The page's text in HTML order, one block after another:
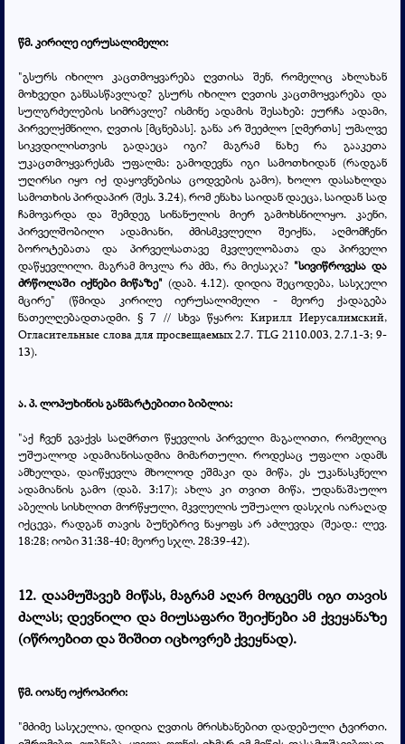
წმ. კირილე იერუსალიმელი:
"გსურს იხილო კაცთმოყვარება ღვთისა შენ, რომელიც ახლახან
მოხვედი განსასწავლად? გსურს იხილო ღვთის კაცთმოყვარება და
სულგრძელების სიმრავლე? ისმინე ადამის შესახებ: ეურჩა ადამი,
პირველქმნილი, ღვთის [მცნებას]. განა არ შეეძლო [ღმერთს] უმალვე
სიკვდილისთვის გადაეცა იგი? მაგრამ ნახე რა გააკეთა
უკაცთმოყვარესმა უფალმა: გამოდევნა იგი სამოთხიდან (რადგან
უღირსი იყო იქ დაყოვნებისა ცოდვების გამო), ხოლო დასახლდა
სამოთხის პირდაპირ (შეს. 3.24), რომ ენახა საიდან დაეცა, საიდან სად
ჩამოვარდა და შემდეგ სინანულის მიერ გამოხსნილიყო. კაენი,
პირველშობილი ადამიანი, ძმისმკვლელი შეიქნა, აღმომჩენი
ბოროტებათა და პირველსათავე მკვლელობათა და პირველი
დაწყევლილი. მაგრამ მოკლა რა ძმა, რა მიესაჯა? "სივიწროვესა და
ძრწოლაში იქნები მიწაზე" (დაბ. 4.12). დიდია შეცოდება, სასჯელი
მცირე" (წმიდა კირილე იერუსალიმელი - მეორე ქადაგება
ნათელღებადთადმი. § 7 // სხვა წყარო: Кирилл Иерусалимский,
Огласительные слова для просвещаемых 2.7. TLG 2110.003, 2.7.1-3; 9-
13).
ა. პ. ლოპუხინის განმარტებითი ბიბლია:
"აქ ჩვენ გვაქვს საღმრთო წყევლის პირველი მაგალითი, რომელიც
უშუალოდ ადამიანისადმია მიმართული. როდესაც უფალი ადამს
ამხელდა, დაიწყევლა მხოლოდ ეშმაკი და მიწა, ეს უკანასკნელი
ადამიანის გამო (დაბ. 3:17); ახლა კი თვით მიწა, უდანაშაულო
აბელის სისხლით მორწყული, მკვლელის უშუალო დასჯის იარაღად
იქცევა, რადგან თავის ბუნებრივ ნაყოფს არ აძლევდა (შეად.: ლევ.
18:28; იობი 31:38-40; მეორე სჯლ. 28:39-42).
12. დაამუშავებ მიწას, მაგრამ აღარ მოგცემს იგი თავის
ძალას; დევნილი და მიუსაფარი შეიქნები ამ ქვეყანაზე
(იწროებით და შიშით იცხოვრებ ქვეყნად).
წმ. იოანე ოქროპირი:
"მძიმე სასჯელია, დიდია ღვთის მრისხანებით დადებული ტვირთი.